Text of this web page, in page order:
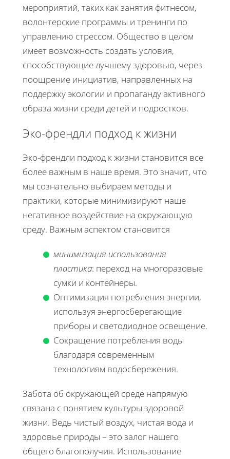
мероприятий, таких как занятия фитнесом,
волонтерские программы и тренинги по
управлению стрессом. Общество в целом
имеет возможность создать условия,
способствующие лучшему здоровью, через
поощрение инициатив, направленных на
поддержку экологии и пропаганду активного
образа жизни среди детей и подростков.
Эко-френдли подход к жизни
Эко-френдли подход к жизни становится все
более важным в наше время. Это значит, что
мы сознательно выбираем методы и
практики, которые минимизируют наше
негативное воздействие на окружающую
среду. Важным аспектом становится
минимизация использования
пластика: переход на многоразовые
сумки и контейнеры.
Оптимизация потребления энергии,
используя энергосберегающие
приборы и светодиодное освещение.
Сокращение потребления воды
благодаря современным
технологиям водосбережения.
Забота об окружающей среде напрямую
связана с понятием культуры здоровой
жизни. Ведь чистый воздух, чистая вода и
здоровье природы – это залог нашего
общего благополучия. Использование